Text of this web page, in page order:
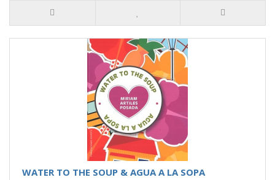
WATER TO THE SOUP & AGUA A LA SOPA